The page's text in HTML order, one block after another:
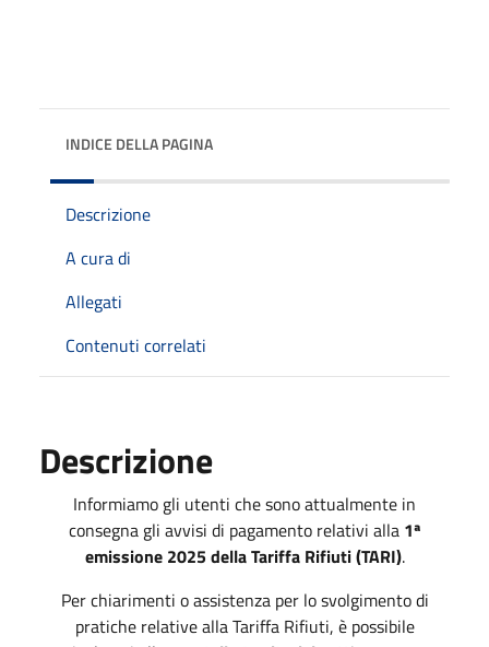
INDICE DELLA PAGINA
Descrizione
A cura di
Allegati
Contenuti correlati
Descrizione
Informiamo gli utenti che sono attualmente in
consegna gli avvisi di pagamento relativi alla 1ª
emissione 2025 della Tariffa Rifiuti (TARI).
Per chiarimenti o assistenza per lo svolgimento di
pratiche relative alla Tariffa Rifiuti, è possibile